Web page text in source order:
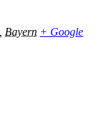
Bayern + Google